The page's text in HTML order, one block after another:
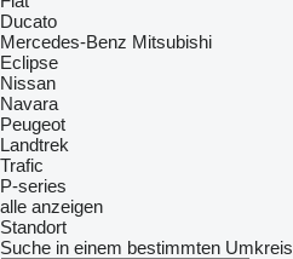
Ducato
Mercedes-Benz Mitsubishi
Eclipse
Nissan
Navara
Peugeot
Landtrek
Trafic
P-series
alle anzeigen
Standort
Suche in einem bestimmten Umkreis